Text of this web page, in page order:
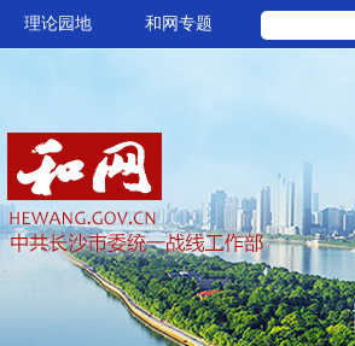
理论园地 和网专题